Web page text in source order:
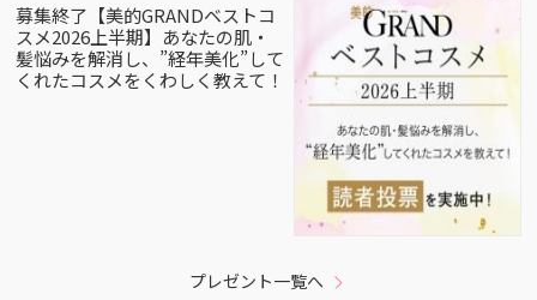
募集終了【美的GRANDベストコ
スメ2026上半期】あなたの肌・
髪悩みを解消し、”経年美化”して
くれたコスメをくわしく教えて！
プレゼント一覧へ